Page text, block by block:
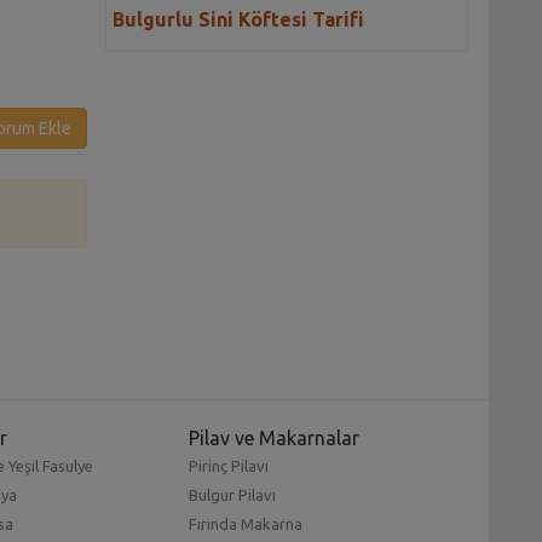
Tarifi
Ekle
Bulgurlu Sini Köftesi Tarifi
Yeşil Fasulye
Pilav ve Makarnalar
Pirinç Pilavı
Bulgur Pilavı
Fırında Makarna